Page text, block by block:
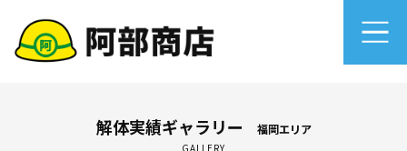
解体実績ギャラリー 福岡エリア
GALLERY